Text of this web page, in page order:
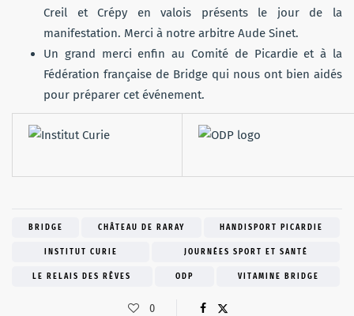
Creil et Crépy en valois présents le jour de la
manifestation. Merci à notre arbitre Aude Sinet.
Un grand merci enfin au Comité de Picardie et à la
Fédération française de Bridge qui nous ont bien aidés
pour préparer cet événement.
BRIDGE CHÂTEAU DE RARAY HANDISPORT PICARDIE
INSTITUT CURIE JOURNÉES SPORT ET SANTÉ
LE RELAIS DES RÊVES ODP VITAMINE BRIDGE
0